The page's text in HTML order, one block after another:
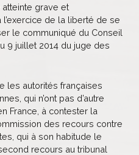
grave et
de la liberté de se
le communiqué du Conseil
9 juillet 2014 du juge des
les autorités françaises
qui n’ont pas d’autre
France, à contester la
des recours contre
qui à son habitude le
recours au tribunal